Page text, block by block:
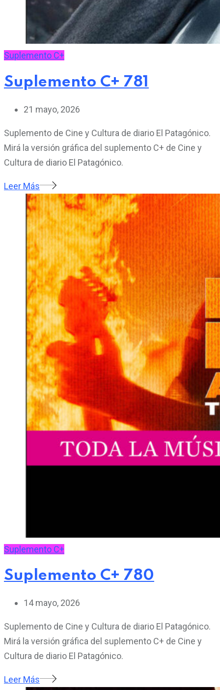
Suplemento C+
Suplemento C+ 781
21 mayo, 2026
Suplemento de Cine y Cultura de diario El Patagónico.
Mirá la versión gráfica del suplemento C+ de Cine y
Cultura de diario El Patagónico.
Leer Más
Suplemento C+
Suplemento C+ 780
14 mayo, 2026
Suplemento de Cine y Cultura de diario El Patagónico.
Mirá la versión gráfica del suplemento C+ de Cine y
Cultura de diario El Patagónico.
Leer Más